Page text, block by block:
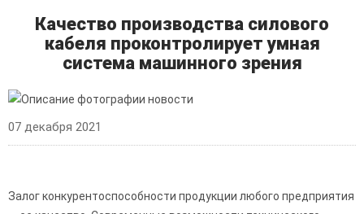
Качество производства силового
кабеля проконтролирует умная
система машинного зрения
07 декабря 2021
Залог конкурентоспособности продукции любого предприятия